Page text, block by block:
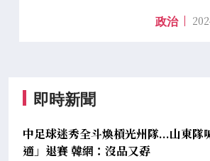
政治
即時新聞
中足球迷秀全斗煥槓光州隊...山東隊
適」退賽 韓網：沒品又孬